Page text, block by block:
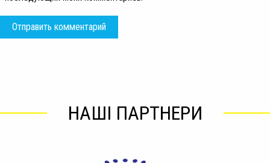
НАШІ ПАРТНЕРИ